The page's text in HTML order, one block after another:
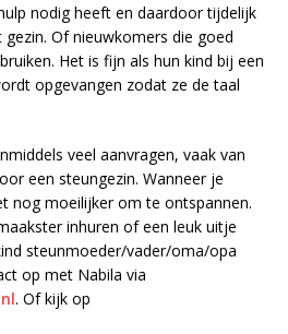
nodig heeft en daardoor tijdelijk
Of nieuwkomers die goed
Het is fijn als hun kind bij een
opgevangen zodat ze de taal
veel aanvragen, vaak van
een steungezin. Wanneer je
nog moeilijker om te ontspannen.
inhuren of een leuk uitje
steunmoeder/vader/oma/opa
op met Nabila via
. Of kijk op